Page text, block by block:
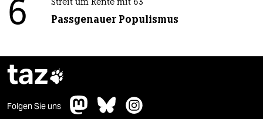
6 Streit um Rente mit 63
Passgenauer Populismus
taz
Folgen Sie uns